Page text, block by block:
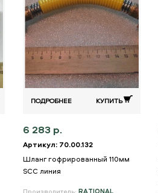
ПОДРОБНЕЕ КУПИТЬ
6 283 р.
Артикул: 70.00.132
Шланг гофрированный 110мм
SCC линия
Производитель: RATIONAL